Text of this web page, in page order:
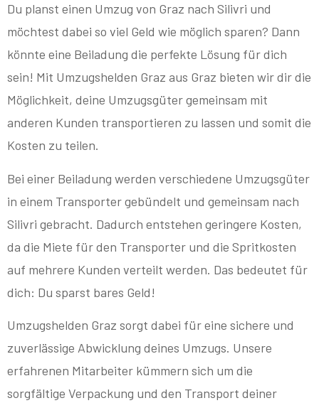
Du planst einen Umzug von Graz nach Silivri und
möchtest dabei so viel Geld wie möglich sparen? Dann
könnte eine Beiladung die perfekte Lösung für dich
sein! Mit Umzugshelden Graz aus Graz bieten wir dir die
Möglichkeit, deine Umzugsgüter gemeinsam mit
anderen Kunden transportieren zu lassen und somit die
Kosten zu teilen.
Bei einer Beiladung werden verschiedene Umzugsgüter
in einem Transporter gebündelt und gemeinsam nach
Silivri gebracht. Dadurch entstehen geringere Kosten,
da die Miete für den Transporter und die Spritkosten
auf mehrere Kunden verteilt werden. Das bedeutet für
dich: Du sparst bares Geld!
Umzugshelden Graz sorgt dabei für eine sichere und
zuverlässige Abwicklung deines Umzugs. Unsere
erfahrenen Mitarbeiter kümmern sich um die
sorgfältige Verpackung und den Transport deiner